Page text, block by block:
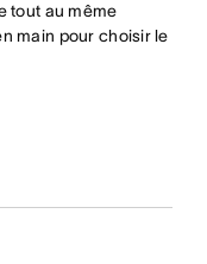
tout au même
main pour choisir le